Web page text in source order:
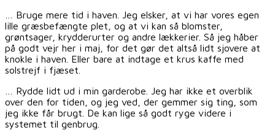
… Bruge mere tid i haven. Jeg elsker, at vi har vores egen
lille græsbefængte plet, og at vi kan så blomster,
grøntsager, krydderurter og andre lækkerier. Så jeg håber
på godt vejr her i maj, for det gør det altså lidt sjovere at
knokle i haven. Eller bare at indtage et krus kaffe med
solstrejf i fjæset.
… Rydde lidt ud i min garderobe. Jeg har ikke et overblik
over den for tiden, og jeg ved, der gemmer sig ting, som
jeg ikke får brugt. De kan lige så godt ryge videre i
systemet til genbrug.